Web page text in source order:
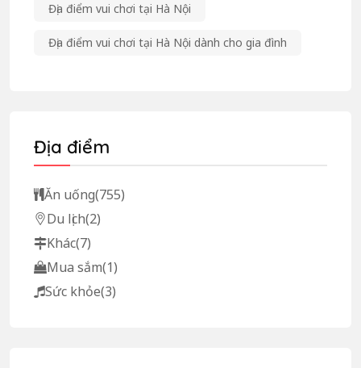
Địa điểm vui chơi tại Hà Nội
Địa điểm vui chơi tại Hà Nội dành cho gia đình
Địa điểm
Ăn uống(755)
Du lịch(2)
Khác(7)
Mua sắm(1)
Sức khỏe(3)